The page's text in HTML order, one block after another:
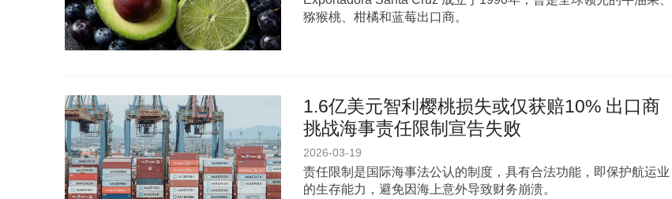
猕猴桃、柑橘和蓝莓出口商。
1.6亿美元智利樱桃损失或仅获赔10% 出口商
挑战海事责任限制宣告失败
2026-03-19
责任限制是国际海事法公认的制度，具有合法功能，即保护航运业
的生存能力，避免因海上意外导致财务崩溃。